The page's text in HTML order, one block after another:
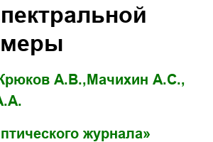
Крюков А.В., Мачихин А.C.,
журнала»